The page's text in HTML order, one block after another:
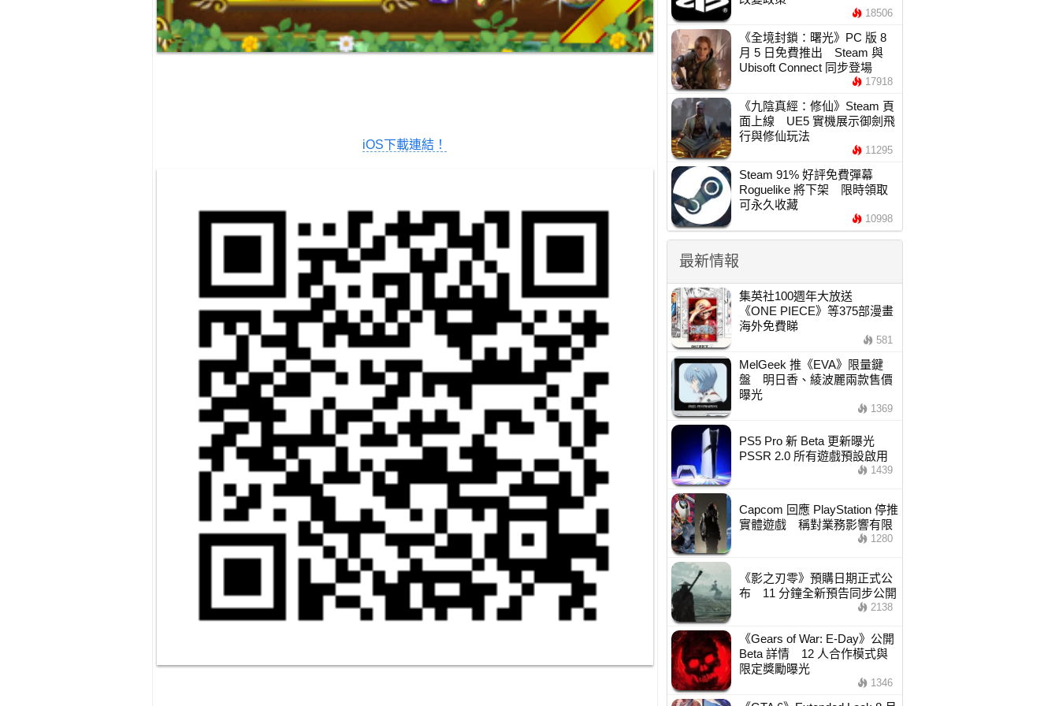
iOS下載連結！
18506
《全境封鎖：曙光》PC 版 8
月 5 日免費推出 Steam 與
Ubisoft Connect 同步登場
17918
《九陰真經：修仙》Steam 頁
面上線 UE5 實機展示御劍飛
行與修仙玩法
11295
Steam 91% 好評免費彈幕
Roguelike 將下架 限時領取
可永久收藏
10998
最新情報
集英社100週年大放送
《ONE PIECE》等375部漫畫
海外免費睇
581
MelGeek 推《EVA》限量鍵
盤 明日香、綾波麗兩款售價
曝光
1369
PS5 Pro 新 Beta 更新曝光
PSSR 2.0 所有遊戲預設啟用
1439
Capcom 回應 PlayStation 停推
實體遊戲 稱對業務影響有限
1280
《影之刃零》預購日期正式公
布 11 分鐘全新預告同步公開
2138
《Gears of War: E-Day》公開
Beta 詳情 12 人合作模式與
限定獎勵曝光
1346